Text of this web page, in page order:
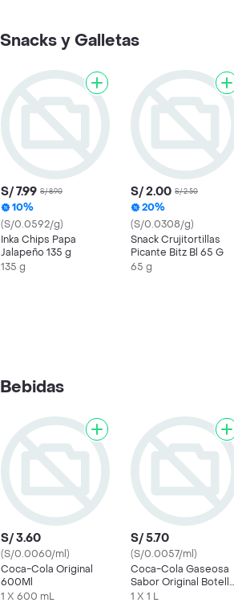
Snacks y Galletas
S/ 7.99 S/ 8.90
10%
(S/0.0592/g)
Inka Chips Papa
Jalapeño 135 g
135 g
S/ 2.00 S/ 2.50
20%
(S/0.0308/g)
Snack Crujitortillas
Picante Bitz Bl 65 G
65 g
Bebidas
S/ 3.60
(S/0.0060/ml)
Coca-Cola Original
600Ml
1 X 600 mL
S/ 5.70
(S/0.0057/ml)
Coca-Cola Gaseosa
Sabor Original Botella
1 L
1 X 1 L